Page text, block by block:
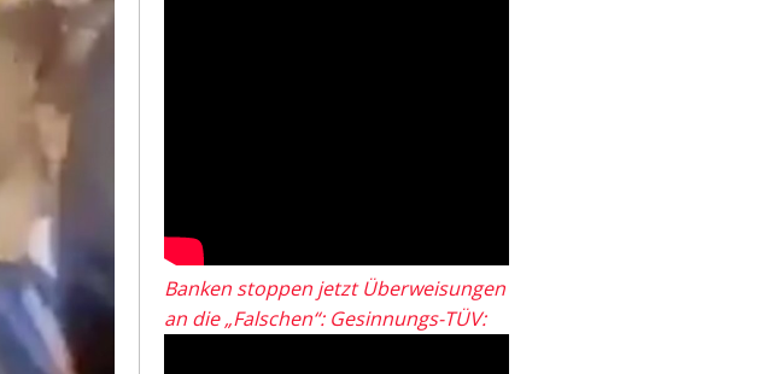
Banken stoppen jetzt Überweisungen
an die „Falschen“: Gesinnungs-TÜV: